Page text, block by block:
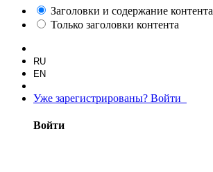
Заголовки и содержание контента
Только заголовки контента
RU
EN
Уже зарегистрированы? Войти
Войти